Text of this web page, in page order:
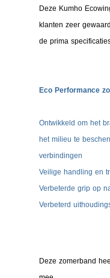
Deze Kumho
klanten zeer
de prima
Eco Performance
Ontwikkeld om het
het milieu te
verbindingen
Veilige handling en
Verbeterde grip op
Verbeterd
Deze zomerband